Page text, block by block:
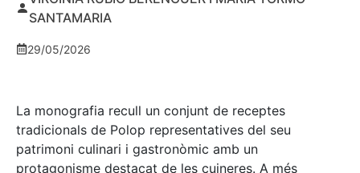
SANTAMARIA
29/05/2026
La monografia recull un conjunt de receptes
tradicionals de Polop representatives del seu
patrimoni culinari i gastronòmic amb un
protagonisme destacat de les cuineres. A més